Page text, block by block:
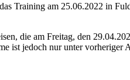
Training am 25.06.2022 in
die am Freitag, den
ist jedoch nur unter